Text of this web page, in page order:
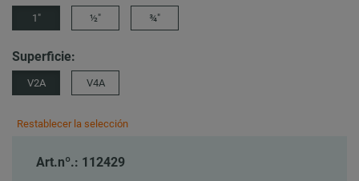
1″ ½″ ¾″
Superficie:
V2A V4A
Restablecer la selección
Art.nº.: 112429